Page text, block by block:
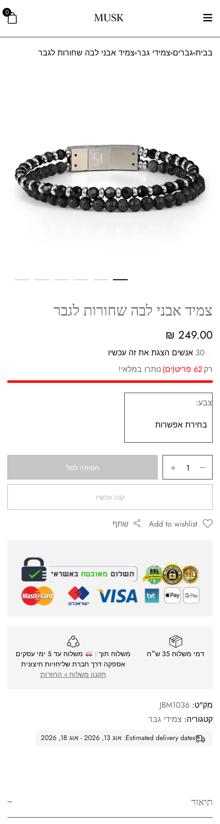
0
בבית גברים צמידי גבר צמיד אבני לבה שחורות לגבר
צמיד אבני לבה שחורות לגבר
249.00
₪
30 אנשים הצגת את זה עכשיו
רק62 פריט(ים) נותרו במלאי!
צבע
הסופה לסל
קנה עכשיו
Add to wishlist שתף
דמי משלוח 35 ש״ח משלוח תוך :
משלוח עד 5 ימי עסקים
אספקה דרך חברת שליחויות חיצונית
תקנון משלוח ו- החזרות
מק"ט: JBM1036
קטגוריה: צמידי גבר
Estimated delivery dates: אוג 13, 2026 - אוג 18, 2026
תיאור